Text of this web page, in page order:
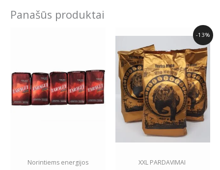
Panašūs produktai
Norintiems energijos
-13%
XXL PARDAVIMAI
was:
29.97€.
Current
price
is:
25.99€.